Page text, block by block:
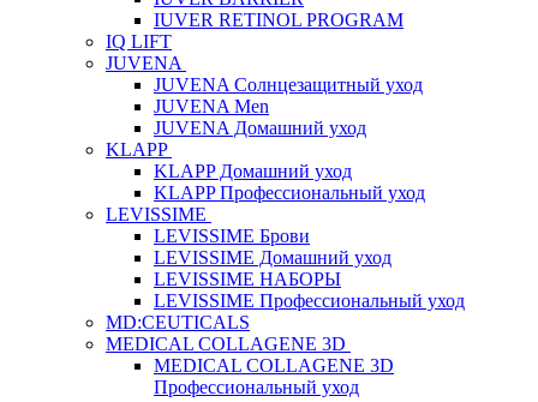
IUVER RETINOL PROGRAM
IQ LIFT
JUVENA
JUVENA Солнцезащитный уход
JUVENA Men
JUVENA Домашний уход
KLAPP
KLAPP Домашний уход
KLAPP Профессиональный уход
LEVISSIME
LEVISSIME Брови
LEVISSIME Домашний уход
LEVISSIME НАБОРЫ
LEVISSIME Профессиональный уход
MD:CEUTICALS
MEDICAL COLLAGENE 3D
MEDICAL COLLAGENE 3D
Профессиональный уход